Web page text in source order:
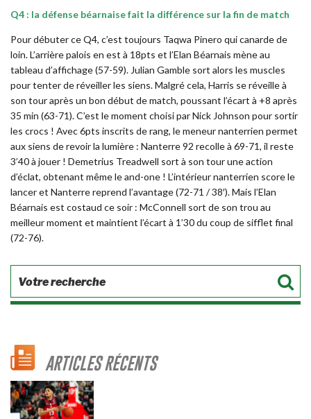
Q4 : la défense béarnaise fait la différence sur la fin de match
Pour débuter ce Q4, c’est toujours Taqwa Pinero qui canarde de
loin. L’arrière palois en est à 18pts et l’Elan Béarnais mène au
tableau d’affichage (57-59). Julian Gamble sort alors les muscles
pour tenter de réveiller les siens. Malgré cela, Harris se réveille à
son tour après un bon début de match, poussant l’écart à +8 après
35 min (63-71). C’est le moment choisi par Nick Johnson pour sortir
les crocs ! Avec 6pts inscrits de rang, le meneur nanterrien permet
aux siens de revoir la lumière : Nanterre 92 recolle à 69-71, il reste
3’40 à jouer ! Demetrius Treadwell sort à son tour une action
d’éclat, obtenant même le and-one ! L’intérieur nanterrien score le
lancer et Nanterre reprend l’avantage (72-71 / 38′). Mais l’Elan
Béarnais est costaud ce soir : McConnell sort de son trou au
meilleur moment et maintient l’écart à 1’30 du coup de sifflet final
(72-76).
ARTICLES RÉCENTS